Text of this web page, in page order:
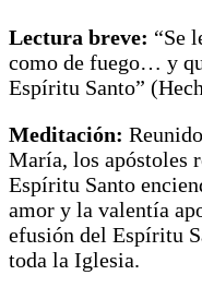
Lectura breve: “Se
como de fuego… y
Espíritu Santo”
Meditación:
María, los apóstoles
Espíritu Santo
amor y la valentía
efusión del Espíritu
toda la Iglesia.